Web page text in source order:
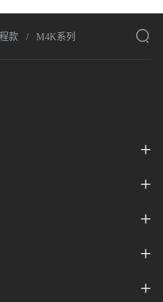
款 M4K系列 